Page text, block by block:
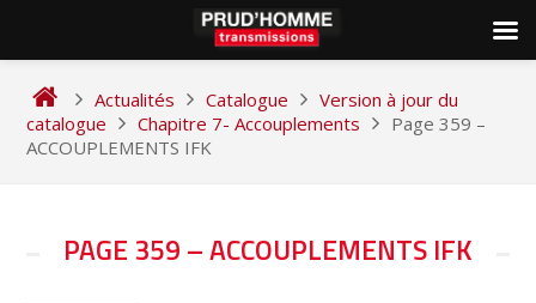
content
Actualités Catalogue
Version à jour du
catalogue
Chapitre 7- Accouplements
Page 359 –
ACCOUPLEMENTS IFK
PAGE 359 – ACCOUPLEMENTS IFK
NAVIGATION